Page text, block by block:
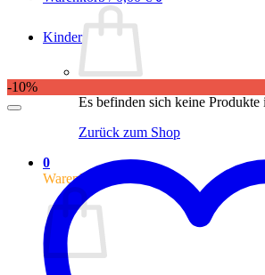
Es befinden sich keine Produkte
Zurück zum Shop
0
Warenkorb
Kinder
-10%